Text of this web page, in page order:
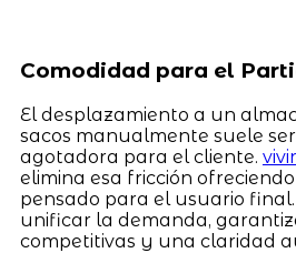
Comodidad para el
El desplazamiento a un
sacos manualmente suele
agotadora para el cliente.
elimina esa fricción
pensado para el usuario final.
unificar la demanda,
competitivas y una claridad